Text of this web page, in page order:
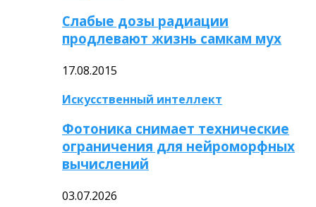
Слабые дозы радиации
продлевают жизнь самкам мух
17.08.2015
Искусственный интеллект
Фотоника снимает технические
ограничения для нейроморфных
вычислений
03.07.2026